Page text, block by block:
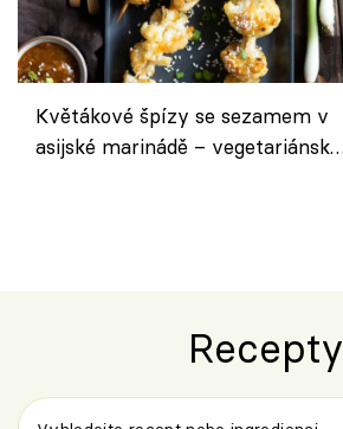
Květákové špízy se sezamem v
asijské marinádě – vegetariánská
Recepty